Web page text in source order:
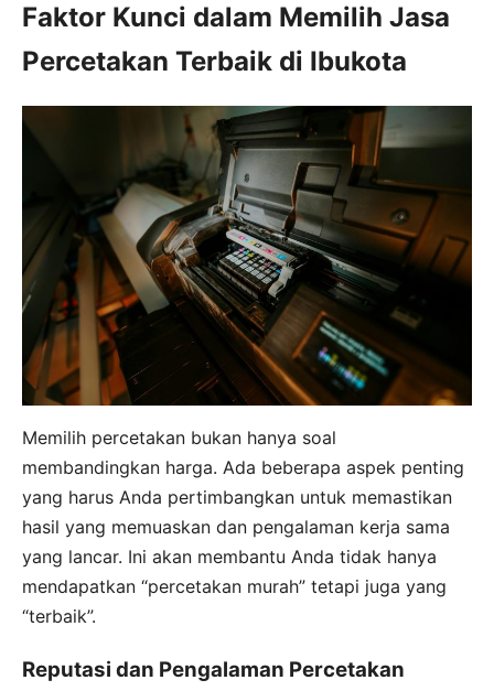
Faktor Kunci dalam Memilih Jasa
Percetakan Terbaik di Ibukota
Memilih percetakan bukan hanya soal
membandingkan harga. Ada beberapa aspek penting
yang harus Anda pertimbangkan untuk memastikan
hasil yang memuaskan dan pengalaman kerja sama
yang lancar. Ini akan membantu Anda tidak hanya
mendapatkan “percetakan murah” tetapi juga yang
“terbaik”.
Reputasi dan Pengalaman Percetakan